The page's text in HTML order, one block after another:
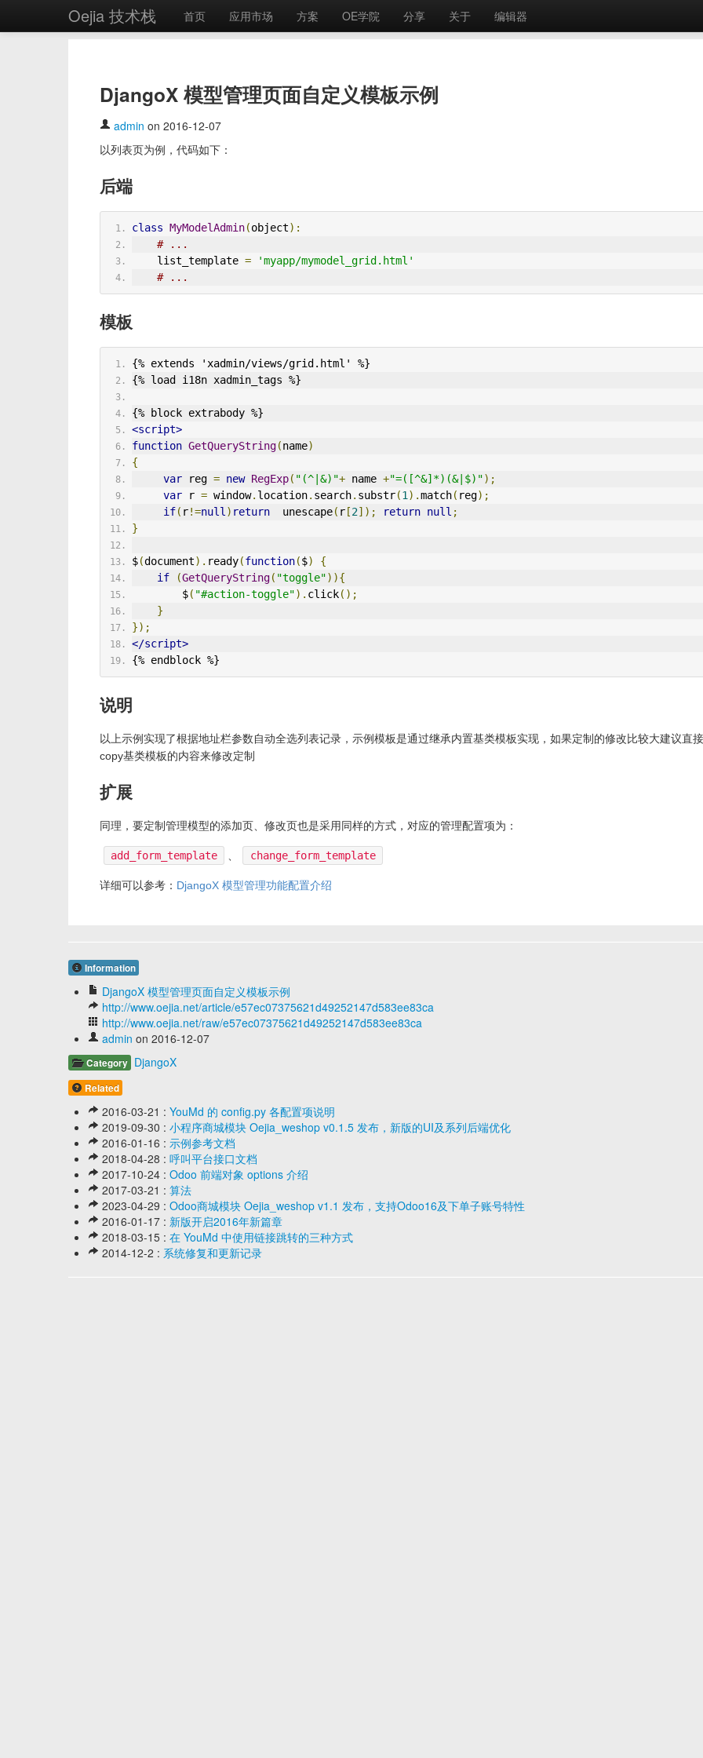
Oejia 技术栈 首页 应用市场 方案 OE学院 分享 关于 编辑器
DjangoX 模型管理页面自定义模板示例
admin on 2016-12-07
以列表页为例，代码如下：
后端
class MyModelAdmin(object):
# ...
    list_template
=
'myapp/mymodel_grid.html'
# ...
模板
{% extends 'xadmin/views/grid.html' %}
{% load i18n xadmin_tags %}
{% block extrabody %}
<script>
function GetQueryString(name)
{
var reg = new RegExp( "(^|&)"+ name +"=([^&]*)(&|$)");
var r = window. location. search. substr(1 ).match( reg);
if( r!=null ) return
  unescape
( r[2]); return null ;
}
$(document). ready(function($)
{
if
(GetQueryString( "toggle")){
        $
( "#action-toggle"). click();
}
});
</script>
{% endblock %}
说明
以上示例实现了根据地址栏参数自动全选列表记录，示例模板是通过继承内置基类模板实现，如果定制的修改比较大建议直接
copy基类模板的内容来修改定制
扩展
同理，要定制管理模型的添加页、修改页也是采用同样的方式，对应的管理配置项为：
add_form_template change_form_template
详细可以参考： DjangoX 模型管理功能配置介绍
Information
DjangoX 模型管理页面自定义模板示例
http://www.oejia.net/article/e57ec07375621d49252147d583ee83ca
http://www.oejia.net/raw/e57ec07375621d49252147d583ee83ca
admin on 2016-12-07
Category DjangoX
Related
2016-03-21 : YouMd 的 config.py 各配置项说明
2019-09-30 : 小程序商城模块 Oejia_weshop v0.1.5 发布，新版的UI及系列后端优化
2016-01-16 : 示例参考文档
2018-04-28 : 呼叫平台接口文档
2017-10-24 : Odoo 前端对象 options 介绍
2017-03-21 : 算法
2023-04-29 : Odoo商城模块 Oejia_weshop v1.1 发布，支持Odoo16及下单子账号特性
2016-01-17 : 新版开启2016年新篇章
2018-03-15 : 在 YouMd 中使用链接跳转的三种方式
2014-12-2 : 系统修复和更新记录